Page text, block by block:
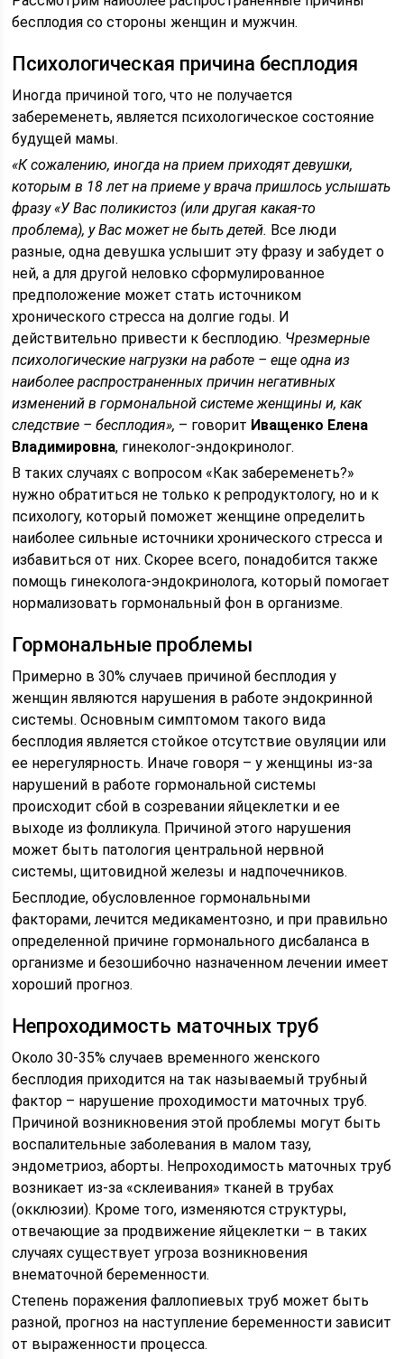
бесплодия со стороны женщин и мужчин.
Психологическая причина бесплодия
Иногда причиной того, что не получается
забеременеть, является психологическое состояние
будущей мамы.
«К сожалению, иногда на прием приходят девушки,
которым в 18 лет на приеме у врача пришлось услышать
фразу «У Вас поликистоз (или другая какая-то
проблема), у Вас может не быть детей. Все люди
разные, одна девушка услышит эту фразу и забудет о
ней, а для другой неловко сформулированное
предположение может стать источником
хронического стресса на долгие годы. И
действительно привести к бесплодию. Чрезмерные
психологические нагрузки на работе – еще одна из
наиболее распространенных причин негативных
изменений в гормональной системе женщины и, как
следствие – бесплодия», – говорит Иващенко Елена
Владимировна, гинеколог-эндокринолог.
В таких случаях с вопросом «Как забеременеть?»
нужно обратиться не только к репродуктологу, но и к
психологу, который поможет женщине определить
наиболее сильные источники хронического стресса и
избавиться от них. Скорее всего, понадобится также
помощь гинеколога-эндокринолога, который помогает
нормализовать гормональный фон в организме.
Гормональные проблемы
Примерно в 30% случаев причиной бесплодия у
женщин являются нарушения в работе эндокринной
системы. Основным симптомом такого вида
бесплодия является стойкое отсутствие овуляции или
ее нерегулярность. Иначе говоря – у женщины из-за
нарушений в работе гормональной системы
происходит сбой в созревании яйцеклетки и ее
выходе из фолликула. Причиной этого нарушения
может быть патология центральной нервной
системы, щитовидной железы и надпочечников.
Бесплодие, обусловленное гормональными
факторами, лечится медикаментозно, и при правильно
определенной причине гормонального дисбаланса в
организме и безошибочно назначенном лечении имеет
хороший прогноз.
Непроходимость маточных труб
Около 30-35% случаев временного женского
бесплодия приходится на так называемый трубный
фактор – нарушение проходимости маточных труб.
Причиной возникновения этой проблемы могут быть
воспалительные заболевания в малом тазу,
эндометриоз, аборты. Непроходимость маточных труб
возникает из-за «склеивания» тканей в трубах
(окклюзии). Кроме того, изменяются структуры,
отвечающие за продвижение яйцеклетки – в таких
случаях существует угроза возникновения
внематочной беременности.
Степень поражения фаллопиевых труб может быть
разной, прогноз на наступление беременности зависит
от выраженности процесса.